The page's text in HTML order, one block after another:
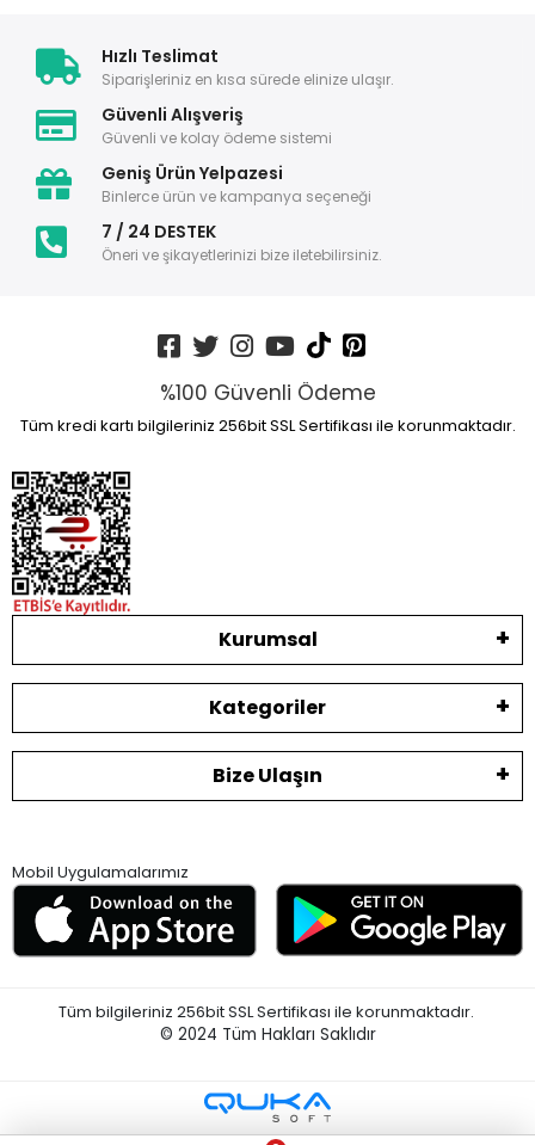
Hızlı Teslimat
Siparişleriniz en kısa sürede elinize ulaşır.
Güvenli Alışveriş
Güvenli ve kolay ödeme sistemi
Geniş Ürün Yelpazesi
Binlerce ürün ve kampanya seçeneği
7 / 24 DESTEK
Öneri ve şikayetlerinizi bize iletebilirsiniz.
%100 Güvenli Ödeme
Tüm kredi kartı bilgileriniz 256bit SSL Sertifikası ile korunmaktadır.
Kurumsal
Kategoriler
Bize Ulaşın
Mobil Uygulamalarımız
Tüm bilgileriniz 256bit SSL Sertifikası ile korunmaktadır.
© 2024 Tüm Hakları Saklıdır